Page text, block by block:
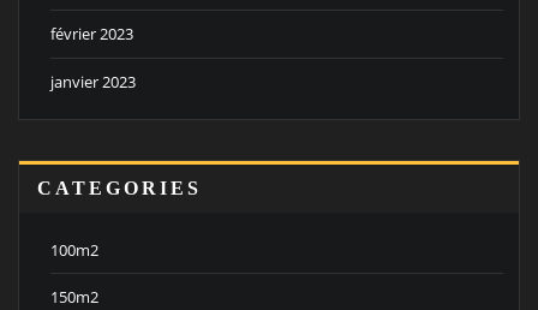
février 2023
janvier 2023
CATEGORIES
100m2
150m2